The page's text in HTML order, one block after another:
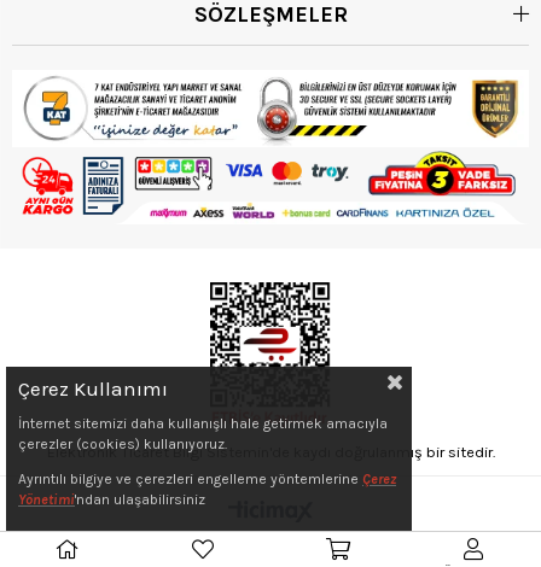
SÖZLEŞMELER
Elektronik Ticaret Bilgi Sistemin'de kaydı doğrulanmış bir sitedir.
Çerez Kullanımı
İnternet sitemizi daha kullanışlı hale getirmek amacıyla
çerezler (cookies) kullanıyoruz.
Ayrıntılı bilgiye ve çerezleri engelleme yöntemlerine Çerez
Yönetimi'ndan ulaşabilirsiniz